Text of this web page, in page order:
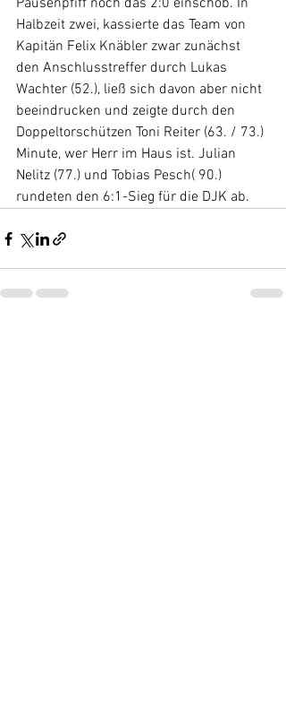
Pausenpfiff noch das 2:0 einschob. In
Halbzeit zwei, kassierte das Team von
Kapitän Felix Knäbler zwar zunächst
den Anschlusstreffer durch Lukas
Wachter (52.), ließ sich davon aber nicht
beeindrucken und zeigte durch den
Doppeltorschützen Toni Reiter (63. / 73.)
Minute, wer Herr im Haus ist. Julian
Nelitz (77.) und Tobias Pesch( 90.)
rundeten den 6:1-Sieg für die DJK ab.